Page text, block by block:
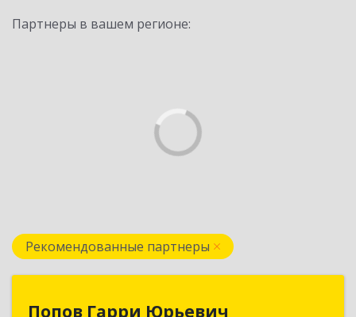
Партнеры в вашем регионе:
Рекомендованные партнеры
Попов Гарри Юрьевич